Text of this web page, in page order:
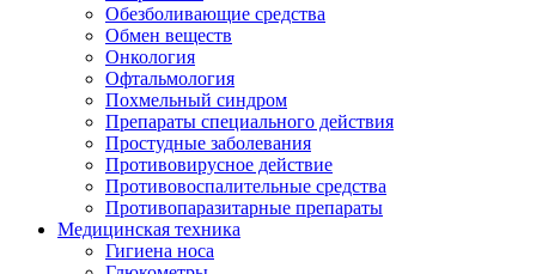
Обезболивающие средства
Обмен веществ
Онкология
Офтальмология
Похмельный синдром
Препараты специального действия
Простудные заболевания
Противовирусное действие
Противовоспалительные средства
Противопаразитарные препараты
Медицинская техника
Гигиена носа